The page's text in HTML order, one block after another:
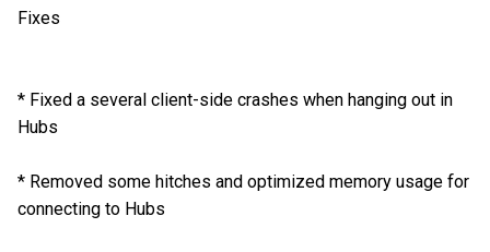
Fixes
* Fixed a several client-side crashes when hanging out in
Hubs
* Removed some hitches and optimized memory usage for
connecting to Hubs